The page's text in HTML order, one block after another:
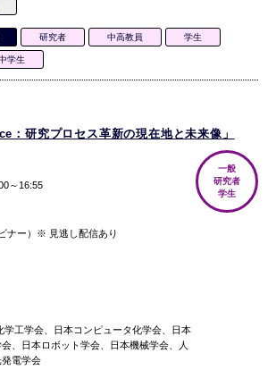
研究者 中高教員 学生
学生
：研究プロセス革新の現在地と未来像」
～16:55
ナー）※ 見逃し配信あり
工学会、日本コンピュータ化学会、日本
、日本ロボット学会、日本機械学会、人
電学会
一般
研究者
学生